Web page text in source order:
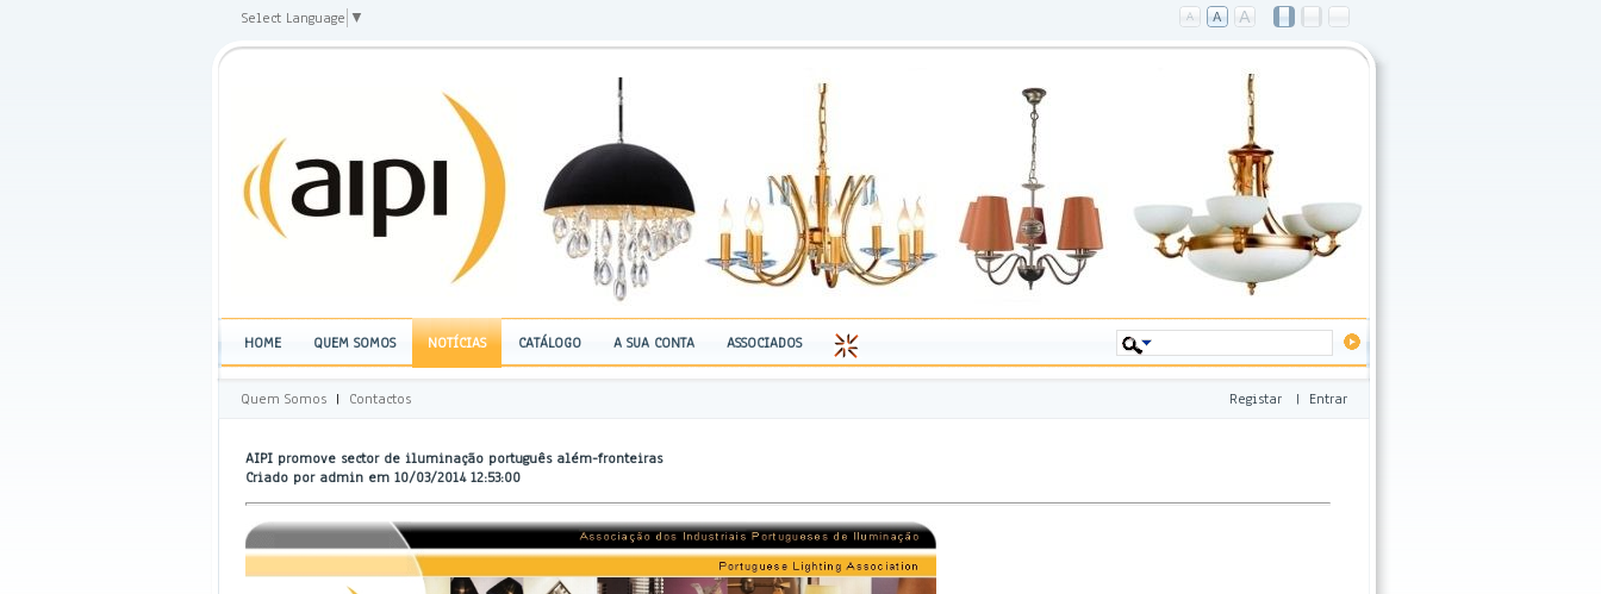
Select Language ▼
HOME QUEM SOMOS NOTÍCIAS CATÁLOGO A SUA CONTA ASSOCIADOS
Quem Somos| Contactos Registar| Entrar
AIPI promove sector de iluminação português além-fronteiras
Criado por admin em 10/03/2014 12:53:00